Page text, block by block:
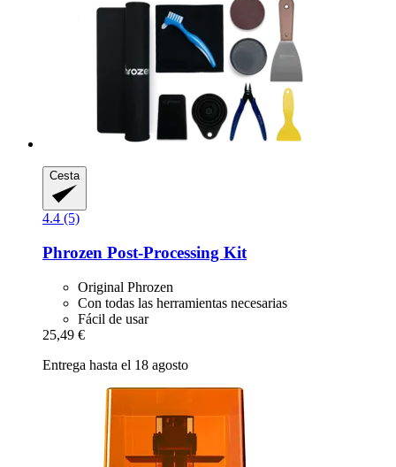
Cesta
4.4 (5)
Phrozen Post-​Processing Kit
Original Phrozen
Con todas las herramientas necesarias
Fácil de usar
25,49 €
Entrega hasta el 18 agosto